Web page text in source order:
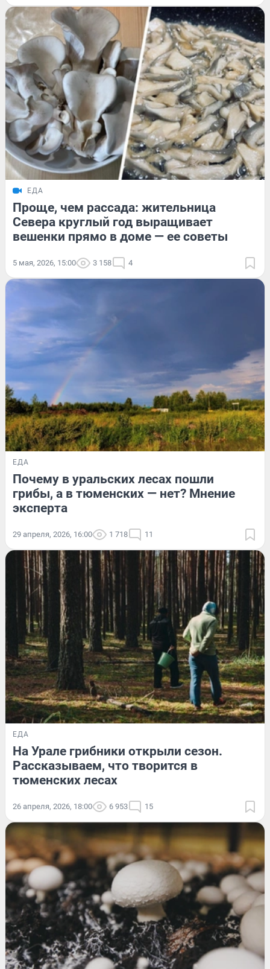
ЕДА
Проще, чем рассада: жительница
Севера круглый год выращивает
вешенки прямо в доме — ее советы
5 мая, 2026, 15:00 3 158 4
ЕДА
Почему в уральских лесах пошли
грибы, а в тюменских — нет? Мнение
эксперта
29 апреля, 2026, 16:00 1 718 11
ЕДА
На Урале грибники открыли сезон.
Рассказываем, что творится в
тюменских лесах
26 апреля, 2026, 18:00 6 953 15